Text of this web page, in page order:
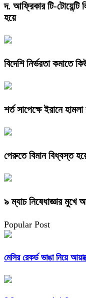
দ. আফ্রিকার টি-টোয়েন্টি
হয়ে
বিদেশি নির্ভরতা কমাতে
শর্ত সাপেক্ষে ইরানে
পেরুতে বিমান বিধ্বস্ত
৯ ম্যাচ নিষেধাজ্ঞার মুখে
Popular Post
মেসির রেকর্ড ভাঙা নিয়ে